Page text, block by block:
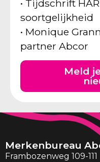
• Tijdschrift
soortgelijkheid
• Monique
partner Abcor
Meld
Merkenbureau
Frambozenweg 109-111